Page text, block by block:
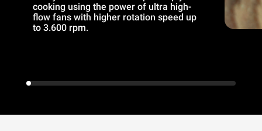
cooking using the power of ultra high-
flow fans with higher rotation speed up
to 3.600 rpm.